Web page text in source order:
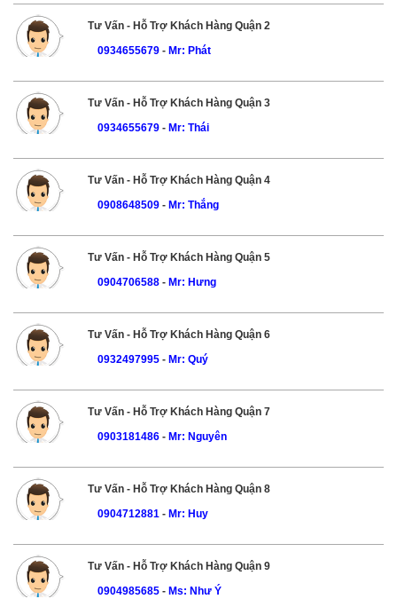
Tư Vấn - Hỗ Trợ Khách Hàng Quận 2
0934655679- Mr: Phát
Tư Vấn - Hỗ Trợ Khách Hàng Quận 3
0934655679- Mr: Thái
Tư Vấn - Hỗ Trợ Khách Hàng Quận 4
0908648509- Mr: Thắng
Tư Vấn - Hỗ Trợ Khách Hàng Quận 5
0904706588- Mr: Hưng
Tư Vấn - Hỗ Trợ Khách Hàng Quận 6
0932497995- Mr: Quý
Tư Vấn - Hỗ Trợ Khách Hàng Quận 7
0903181486- Mr: Nguyên
Tư Vấn - Hỗ Trợ Khách Hàng Quận 8
0904712881- Mr: Huy
Tư Vấn - Hỗ Trợ Khách Hàng Quận 9
0904985685- Ms: Như Ý